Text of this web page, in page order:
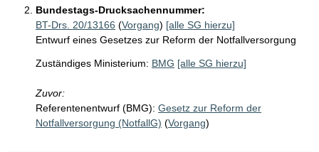
Bundestags-Drucksachennummer:
BT-Drs. 20/13166 (Vorgang) [alle SG hierzu]
Entwurf eines Gesetzes zur Reform der Notfallversorgung
Zuständiges Ministerium: BMG [alle SG hierzu]
Zuvor:
Referentenentwurf (BMG): Gesetz zur Reform der
Notfallversorgung (NotfallG) (Vorgang)